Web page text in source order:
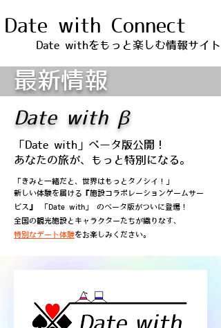
Date with Connect
Date withをもっと楽しむ情報サイト
最新情報
Date with β
「Date with」ベータ版公開！
あなたの旅が、もっと特別になる。
「きみと一緒だと、世界はもっとタノシイ！」
新しい体験を届ける『施設コラボレーションゲームサー
ビス』 「Date with」 のベータ版がついに登場！
全国の観光施設とキャラクターたちが織りなす、
特別なデート体験をお楽しみください。